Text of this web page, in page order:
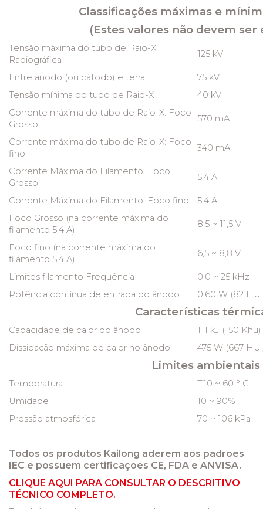
Classificações máximas e
(Estes valores não devem ser
Tensão máxima do tubo de Raio-X:
Radiográfica
125 kV
Entre ânodo (ou cátodo) e terra
75 kV
Tensão mínima do tubo de Raio-X
40 kV
Corrente máxima do tubo de Raio-X: Foco
Grosso
570 mA
Corrente máxima do tubo de Raio-X: Foco
fino
340 mA
Corrente Máxima do Filamento: Foco
Grosso
5.4 A
Corrente Máxima do Filamento: Foco fino
5.4 A
Foco Grosso (na corrente máxima do
filamento 5,4 A)
8,5 ~ 11,5 V
Foco fino (na corrente máxima do
filamento 5,4 A)
6,5 ~ 8,8 V
Limites filamento Frequência
0,0 ~ 25 kHz
Potência contínua de entrada do ânodo
0,60 W (82 HU
Características
Capacidade de calor do ânodo
111 kJ (150 Khu)
Dissipação máxima de calor no ânodo
475 W (667 HU
Limites ambientais
Temperatura
T10 ~ 60 ° C
Umidade
10 ~ 90%
Pressão atmosférica
70 ~ 106 kPa
Todos os produtos Kailong aderem aos padrões
IEC e possuem certificações CE, FDA e ANVISA.
CLIQUE AQUI PARA CONSULTAR O DESCRITIVO
TÉCNICO COMPLETO.